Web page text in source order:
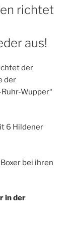
richtet
aus!
der
der
Wupper“
6 Hildener
bei ihren
in der